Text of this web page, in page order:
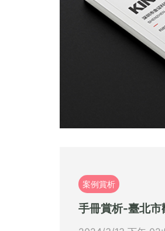
案例賞析
手冊賞析-臺北市